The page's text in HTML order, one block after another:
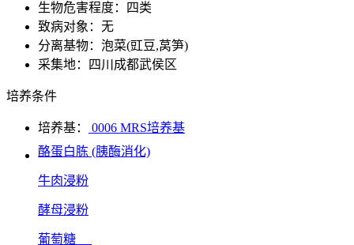
生物危害程度：四类
致病对象：无
分离基物：泡菜(豇豆,莴笋)
采集地：四川成都武侯区
培养条件
培养基：
0006 MRS培养基
酪蛋白胨 (胰酶消化)
牛肉浸粉
酵母浸粉
葡萄糖